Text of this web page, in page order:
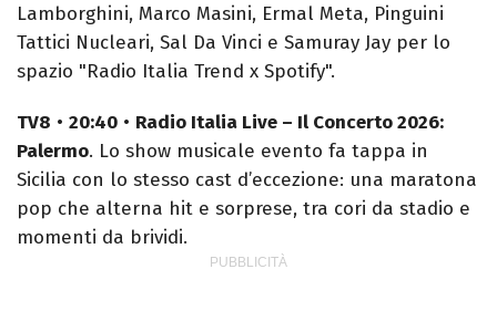
Lamborghini, Marco Masini, Ermal Meta, Pinguini
Tattici Nucleari, Sal Da Vinci e Samuray Jay per lo
spazio "Radio Italia Trend x Spotify".
TV8 • 20:40 • Radio Italia Live – Il Concerto 2026:
Palermo. Lo show musicale evento fa tappa in
Sicilia con lo stesso cast d’eccezione: una maratona
pop che alterna hit e sorprese, tra cori da stadio e
momenti da brividi.